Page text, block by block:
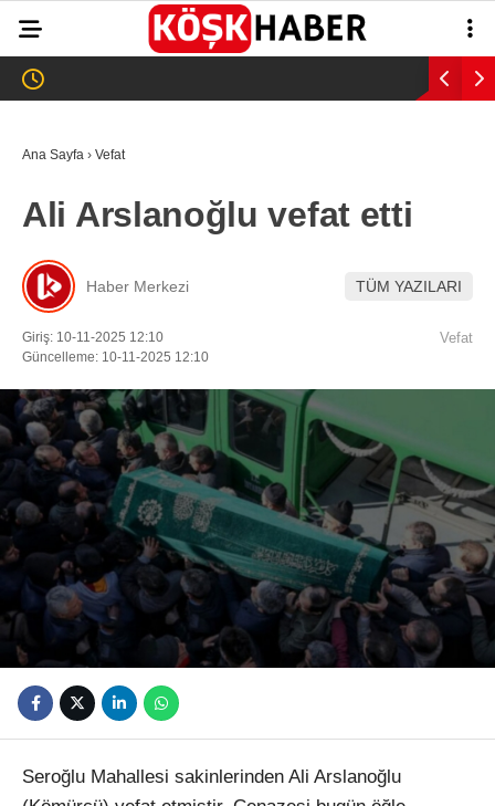
WhatsApp İhbar
Hattı
Instagram
Youtube
35.2°
ASAYİŞ
EĞİTİM
SAĞLIK
EKONOMİ
SPOR
VEFAT
Ana Sayfa › Vefat
Ali Arslanoğlu vefat etti
Haber Merkezi TÜM YAZILARI
Giriş: 10-11-2025 12:10
Güncelleme: 10-11-2025 12:10
Vefat
Seroğlu Mahallesi sakinlerinden Ali Arslanoğlu